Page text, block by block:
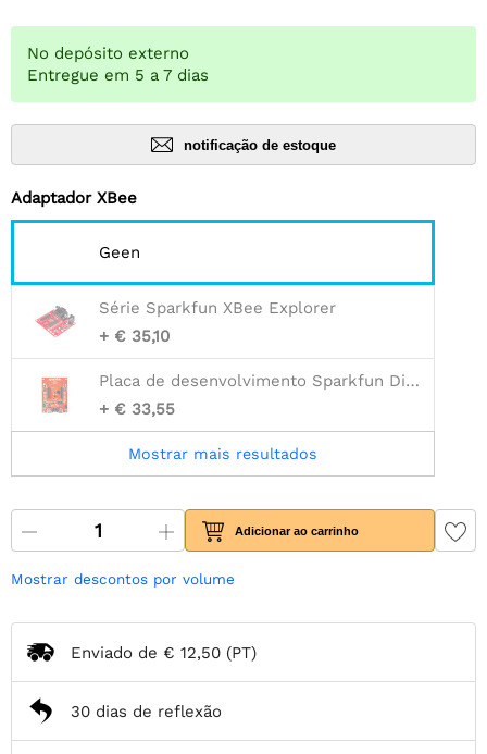
No depósito externo
Entregue em 5 a 7 dias
notificação de estoque
Adaptador XBee
Geen
Série Sparkfun XBee Explorer
+ € 35,10
Placa de desenvolvimento Sparkfun Digi XBee®
+ € 33,55
Mostrar mais resultados
Adicionar ao carrinho
Mostrar descontos por volume
Enviado de € 12,50 (PT)
30 dias de reflexão